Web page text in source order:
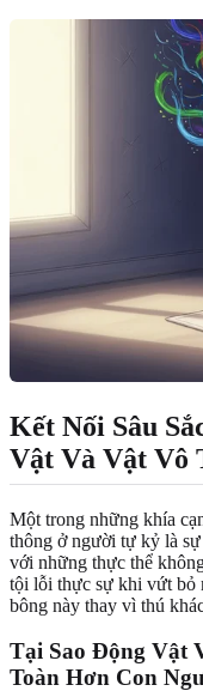
Kết Nối Sâu
Vật Và Vật Vô
Một trong những khía
thông ở người tự kỷ là sự
với những thực thể
tội lỗi thực sự khi vứt bỏ
bông này thay vì thú
Tại Sao Động Vật
Toàn Hơn Con